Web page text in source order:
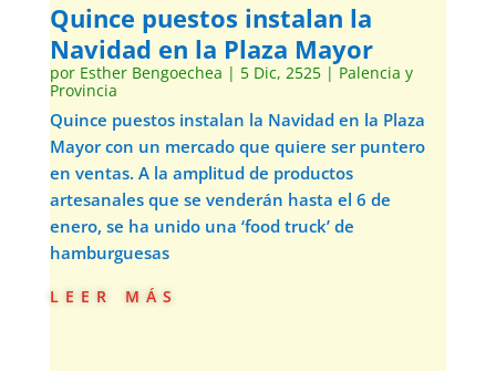
Quince puestos instalan la
Navidad en la Plaza Mayor
por Esther Bengoechea | 5 Dic, 2525| Palencia y
Provincia
Quince puestos instalan la Navidad en la Plaza
Mayor con un mercado que quiere ser puntero
en ventas. A la amplitud de productos
artesanales que se venderán hasta el 6 de
enero, se ha unido una ‘food truck’ de
hamburguesas
leer más